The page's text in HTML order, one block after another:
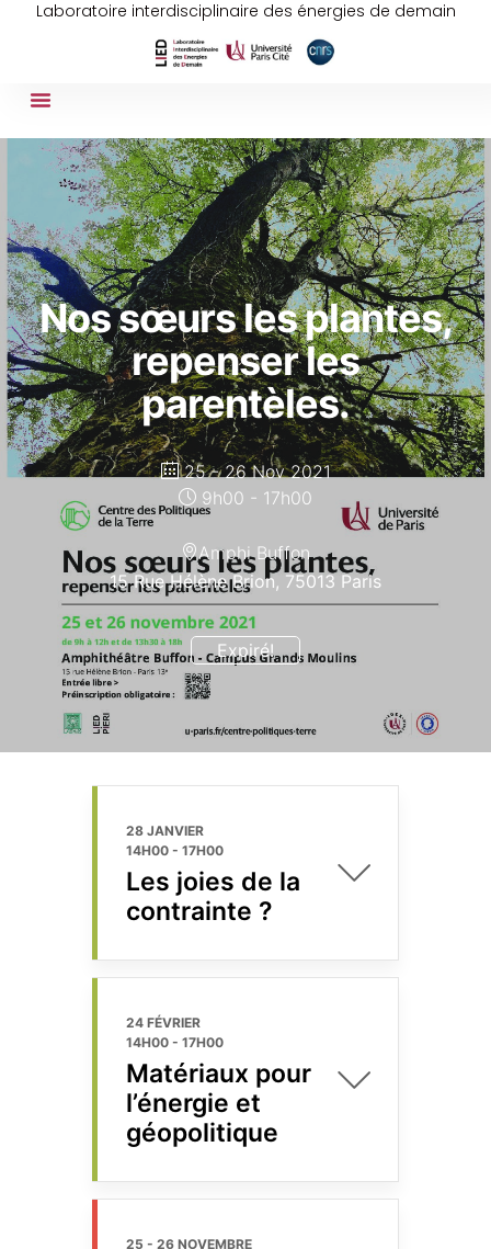
Laboratoire interdisciplinaire des énergies de demain
Nos sœurs les plantes,
repenser les
parentèles.
25 - 26 Nov 2021
Expiré!
9h00 - 17h00
Amphi Buffon
15 Rue Hélène Brion, 75013 Paris
28 JANVIER
14H00 - 17H00
Les joies de la
contrainte ?
24 FÉVRIER
14H00 - 17H00
Matériaux pour
l’énergie et
géopolitique
25 - 26 NOVEMBRE